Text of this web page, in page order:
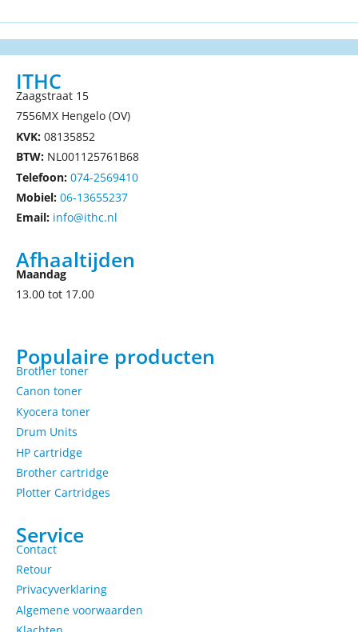
ITHC
Zaagstraat 15
7556MX Hengelo (OV)
KVK: 08135852
BTW: NL001125761B68
Telefoon: 074-2569410
Mobiel: 06-13655237
Email: info@ithc.nl
Afhaaltijden
Maandag
13.00 tot 17.00
Populaire producten
Brother toner
Canon toner
Kyocera toner
Drum Units
HP cartridge
Brother cartridge
Plotter Cartridges
Service
Contact
Retour
Privacyverklaring
Algemene voorwaarden